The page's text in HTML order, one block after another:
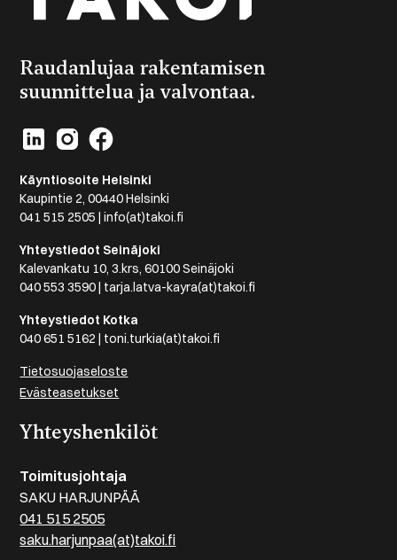
Raudanlujaa rakentamisen
suunnittelua ja valvontaa.
Käyntiosoite Helsinki
Kaupintie 2, 00440 Helsinki
041 515 2505 | info(at)takoi.fi
Yhteystiedot Seinäjoki
Kalevankatu 10, 3.krs, 60100 Seinäjoki
040 553 3590 | tarja.latva-kayra(at)takoi.fi
Yhteystiedot Kotka
040 651 5162 | toni.turkia(at)takoi.fi
Tietosuojaseloste
Evästeasetukset
Yhteyshenkilöt
Toimitusjohtaja
SAKU HARJUNPÄÄ
041 515 2505
saku.harjunpaa(at)takoi.fi